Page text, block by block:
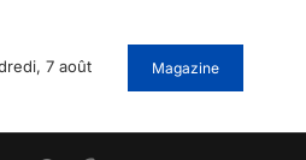
7 août Magazine